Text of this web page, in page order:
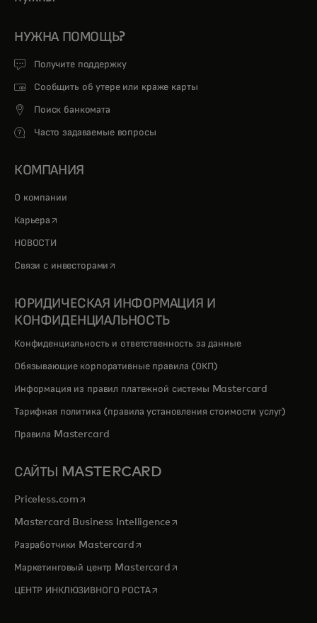
НУЖНА ПОМОЩЬ?
Получите поддержку
Сообщить об утере или краже карты
Поиск банкомата
Часто задаваемые вопросы
КОМПАНИЯ
О компании
Карьера opens in a new tab
НОВОСТИ
Связи с инвесторами opens in a new tab
ЮРИДИЧЕСКАЯ ИНФОРМАЦИЯ И
КОНФИДЕНЦИАЛЬНОСТЬ
Конфиденциальность и ответственность за данные
Обязывающие корпоративные правила (ОКП)
Информация из правил платежной системы Mastercard
Тарифная политика (правила установления стоимости услуг)
Правила Mastercard
САЙТЫ MASTERCARD
Priceless.com opens in a new tab
Mastercard Business Intelligenceopens in a new tab
Разработчики Mastercardopens in a new tab
Маркетинговый центр Mastercardopens in a new tab
ЦЕНТР ИНКЛЮЗИВНОГО РОСТАopens in a new tab